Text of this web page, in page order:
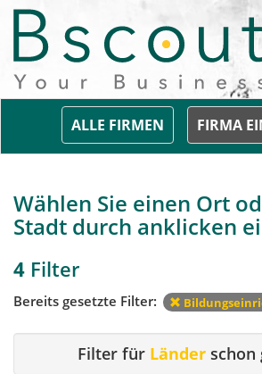
FIRMA
ALLE FIRMEN
Wählen Sie einen Ort
Stadt durch anklicken
4 Filter
Bereits gesetzte Filter:
Filter für Länderschon